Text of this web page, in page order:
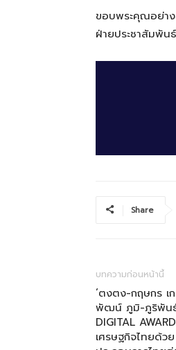
ขอบพระคุณอย่า
ฝ่ายประชาสัมพันธ์
Share
บทความก่อนหน้านี้
‘ตงตง-กฤษกร
พัฒน์ ภูมิ-ภูริพันธ์
DIGITAL
เศรษฐกิจไทยด้